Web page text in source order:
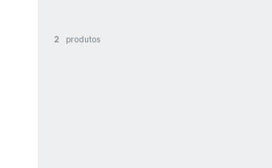
2 produtos